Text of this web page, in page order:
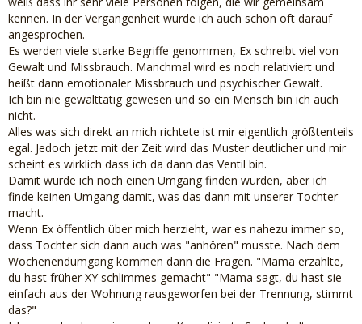
kennen. In der Vergangenheit wurde ich auch schon oft darauf
angesprochen.
Es werden viele starke Begriffe genommen, Ex schreibt viel von
Gewalt und Missbrauch. Manchmal wird es noch relativiert und
heißt dann emotionaler Missbrauch und psychischer Gewalt.
Ich bin nie gewalttätig gewesen und so ein Mensch bin ich auch
nicht.
Alles was sich direkt an mich richtete ist mir eigentlich größtenteils
egal. Jedoch jetzt mit der Zeit wird das Muster deutlicher und mir
scheint es wirklich dass ich da dann das Ventil bin.
Damit würde ich noch einen Umgang finden würden, aber ich
finde keinen Umgang damit, was das dann mit unserer Tochter
macht.
Wenn Ex öffentlich über mich herzieht, war es nahezu immer so,
dass Tochter sich dann auch was "anhören" musste. Nach dem
Wochenendumgang kommen dann die Fragen. "Mama erzählte,
du hast früher XY schlimmes gemacht" "Mama sagt, du hast sie
einfach aus der Wohnung rausgeworfen bei der Trennung, stimmt
das?"